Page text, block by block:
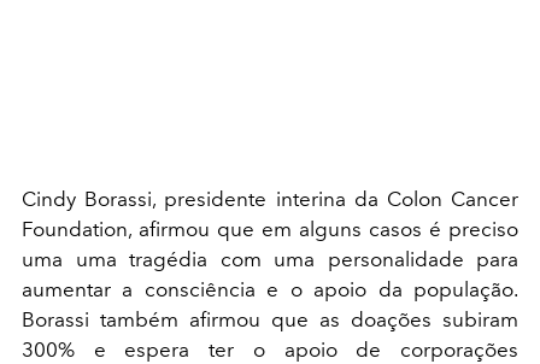
Cindy Borassi, presidente interina da Colon Cancer
Foundation, afirmou que em alguns casos é preciso
uma uma tragédia com uma personalidade para
aumentar a consciência e o apoio da população.
Borassi também afirmou que as doações subiram
300% e espera ter o apoio de corporações